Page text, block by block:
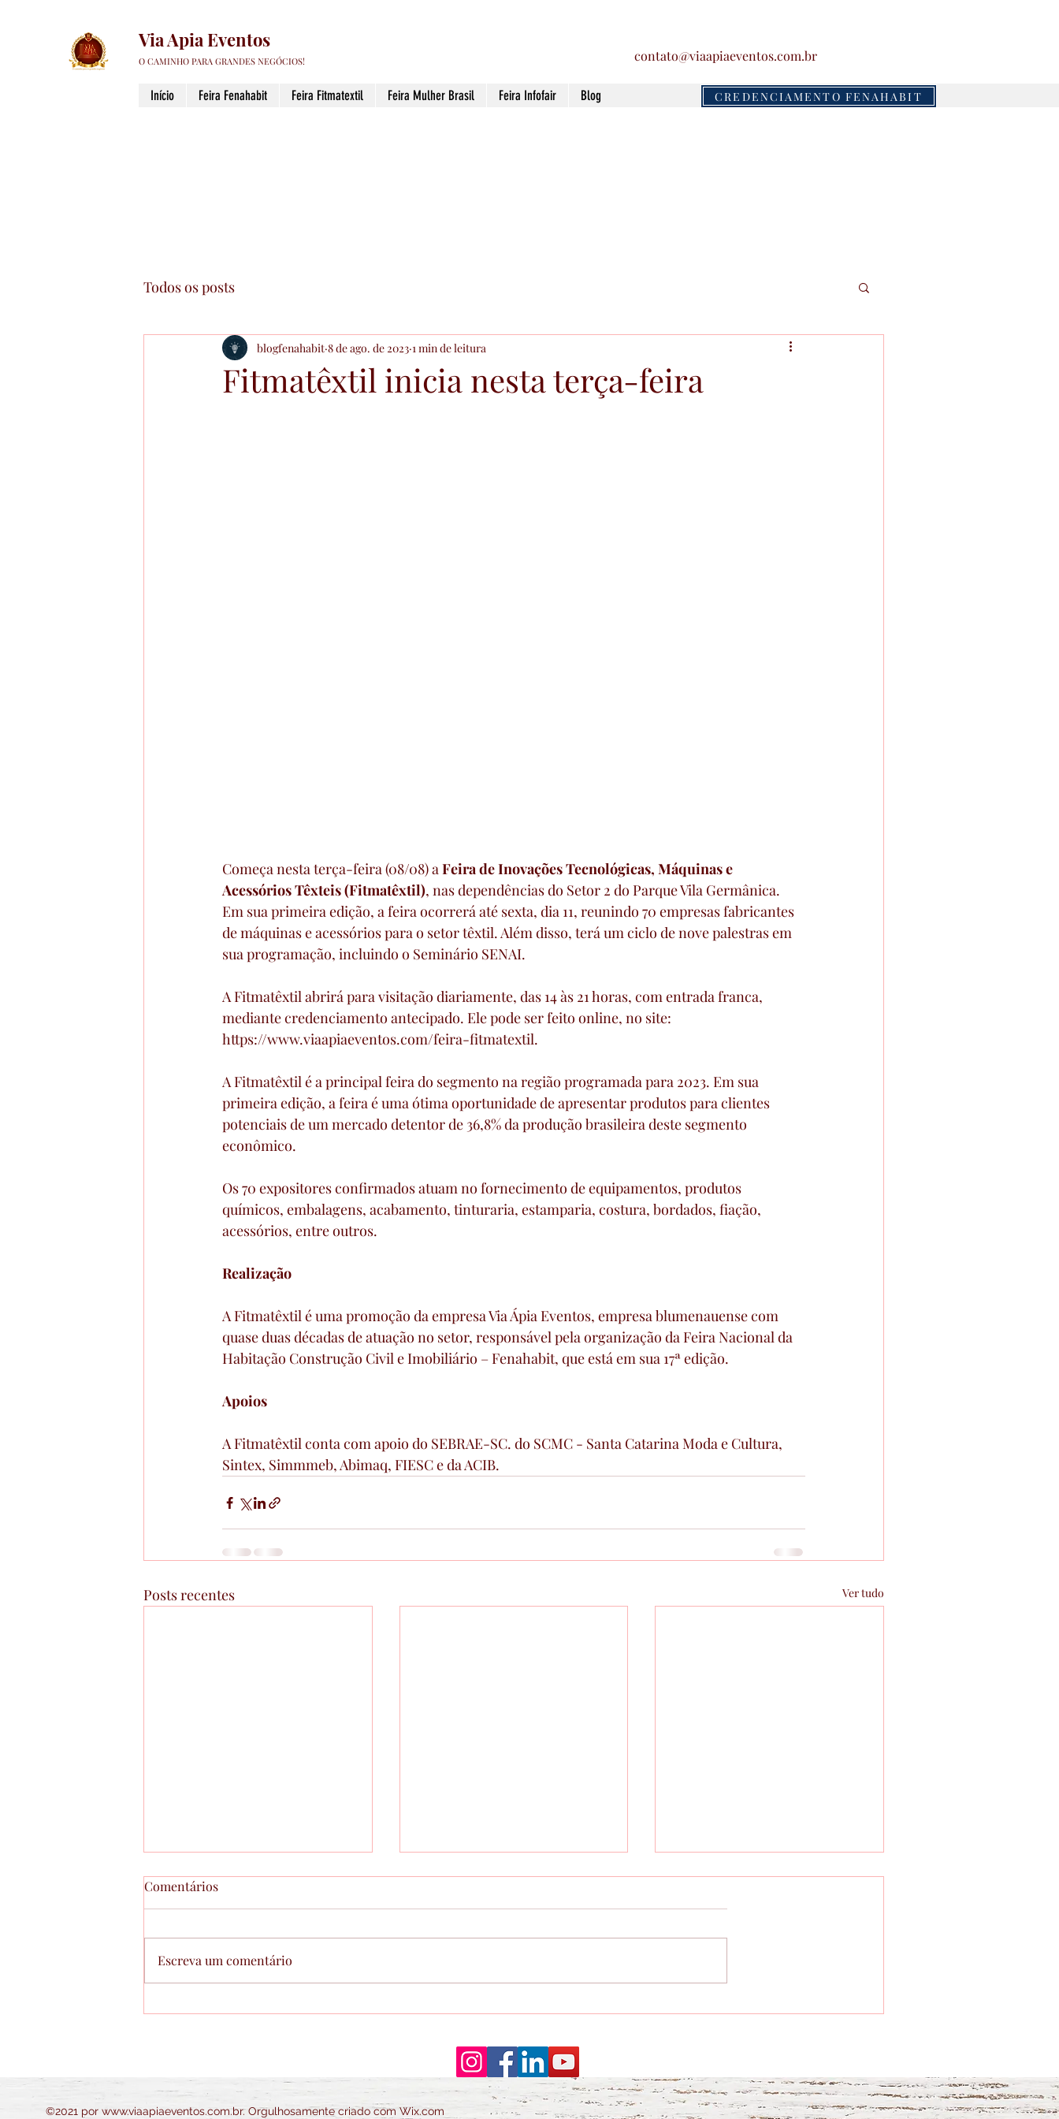
Via Apia Eventos
O CAMINHO PARA GRANDES NEGÓCIOS! contato@viaapiaeventos.com.br
Início Feira Fenahabit Feira Fitmatextil Feira Mulher Brasil Feira Infofair Blog CREDENCIAMENTO FENAHABIT
Todos os posts
Fitmatêxtil inicia nesta terça-feira
blogfenahabit 8 de ago. de 2023 1 min de leitura
Começa nesta terça-feira (08/08) a Feira de Inovações Tecnológicas, Máquinas e
Acessórios Têxteis (Fitmatêxtil), nas dependências do Setor 2 do Parque Vila Germânica.
Em sua primeira edição, a feira ocorrerá até sexta, dia 11, reunindo 70 empresas fabricantes
de máquinas e acessórios para o setor têxtil. Além disso, terá um ciclo de nove palestras em
sua programação, incluindo o Seminário SENAI.
A Fitmatêxtil abrirá para visitação diariamente, das 14 às 21 horas, com entrada franca,
mediante credenciamento antecipado. Ele pode ser feito online, no site:
https://www.viaapiaeventos.com/feira-fitmatextil.
A Fitmatêxtil é a principal feira do segmento na região programada para 2023. Em sua
primeira edição, a feira é uma ótima oportunidade de apresentar produtos para clientes
potenciais de um mercado detentor de 36,8% da produção brasileira deste segmento
econômico.
Os 70 expositores confirmados atuam no fornecimento de equipamentos, produtos
químicos, embalagens, acabamento, tinturaria, estamparia, costura, bordados, fiação,
acessórios, entre outros.
Realização
A Fitmatêxtil é uma promoção da empresa Via Ápia Eventos, empresa blumenauense com
quase duas décadas de atuação no setor, responsável pela organização da Feira Nacional da
Habitação Construção Civil e Imobiliário – Fenahabit, que está em sua 17ª edição.
Apoios
A Fitmatêxtil conta com apoio do SEBRAE-SC. do SCMC - Santa Catarina Moda e Cultura,
Sintex, Simmmeb, Abimaq, FIESC e da ACIB.
Posts recentes Ver tudo
Último dia para conferir as
Reserve seu final de semana
da Fenahabit 2026
Chalé construído com
Fenahabit
Comentários
Escreva um comentário
©2021 por www.viaapiaeventos.com.br. Orgulhosamente criado com Wix.com